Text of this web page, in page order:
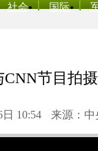
社会 国际
节目拍
10:54 来源：中